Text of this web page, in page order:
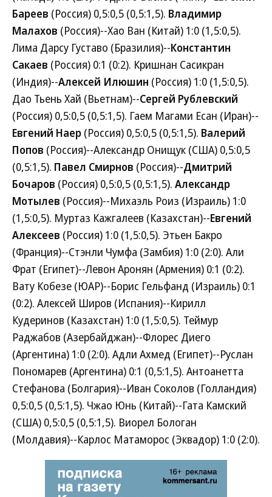
Бареев (Россия) 0,5:0,5 (0,5:1,5). Владимир
Малахов (Россия)--Хао Ван (Китай) 1:0 (1,5:0,5).
Лима Дарсу Густаво (Бразилия)--Константин
Сакаев (Россия) 0:1 (0:2). Кришнан Сасикран
(Индия)--Алексей Илюшин (Россия) 1:0 (1,5:0,5).
Дао Тьень Хай (Вьетнам)--Сергей Рублевский
(Россия) 0,5:0,5 (0,5:1,5). Гаем Магами Есан (Иран)--
Евгений Наер (Россия) 0,5:0,5 (0,5:1,5). Валерий
Попов (Россия)--Александр Онищук (США) 0,5:0,5
(0,5:1,5). Павел Смирнов (Россия)--Дмитрий
Бочаров (Россия) 0,5:0,5 (0,5:1,5). Александр
Мотылев (Россия)--Михаэль Роиз (Израиль) 1:0
(1,5:0,5). Муртаз Кажгалеев (Казахстан)--Евгений
Алексеев (Россия) 1:0 (1,5:0,5). Этьен Бакро
(Франция)--Стэнли Чумфа (Замбия) 1:0 (2:0). Али
Фрат (Египет)--Левон Аронян (Армения) 0:1 (0:2).
Вату Кобезе (ЮАР)--Борис Гельфанд (Израиль) 0:1
(0:2). Алексей Широв (Испания)--Кирилл
Кудеринов (Казахстан) 1:0 (1,5:0,5). Теймур
Раджабов (Азербайджан)--Флорес Диего
(Аргентина) 1:0 (2:0). Адли Ахмед (Египет)--Руслан
Пономарев (Аргентина) 0:1 (0,5:1,5). Антоанетта
Стефанова (Болгария)--Иван Соколов (Голландия)
0,5:0,5 (0,5:1,5). Чжао Юнь (Китай)--Гата Камский
(США) 0,5:0,5 (0,5:1,5). Виорел Бологан
(Молдавия)--Карлос Матаморос (Эквадор) 1:0 (2:0).